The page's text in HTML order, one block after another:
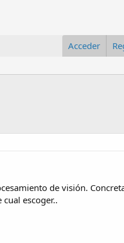
Acceder
de visión.
escoger..